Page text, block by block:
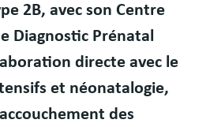
2B, avec son Centre
Diagnostic Prénatal
directe avec le
et néonatalogie,
des